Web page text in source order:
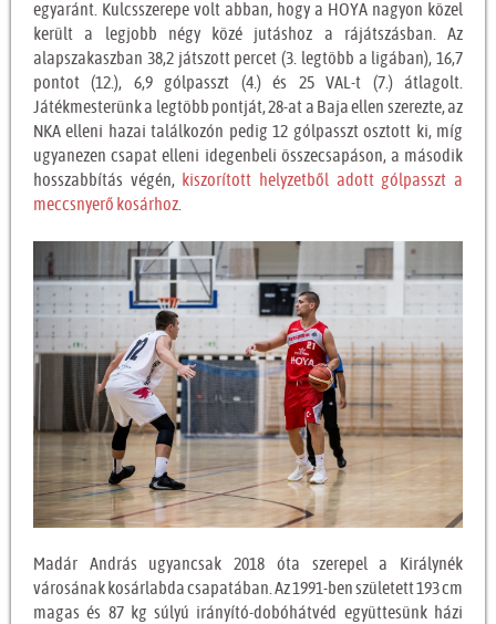
egyaránt. Kulcsszerepe volt abban, hogy a HOYA nagyon közel
került a legjobb négy közé jutáshoz a rájátszásban. Az
alapszakaszban 38,2 játszott percet (3. legtöbb a ligában), 16,7
pontot (12.), 6,9 gólpasszt (4.) és 25 VAL-t (7.) átlagolt.
Játékmesterünk a legtöbb pontját, 28-at a Baja ellen szerezte, az
NKA elleni hazai találkozón pedig 12 gólpasszt osztott ki, míg
ugyanezen csapat elleni idegenbeli összecsapáson, a második
hosszabbítás végén, kiszorított helyzetből adott gólpasszt a
meccsnyerő kosárhoz
Madár András ugyancsak 2018 óta szerepel a Királynék
városának kosárlabda csapatában. Az 1991-ben született 193 cm
magas és 87 kg súlyú irányító-dobóhátvéd együttesünk házi